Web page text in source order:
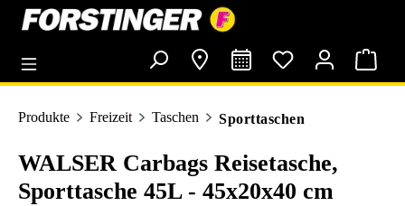
springen
Produkte Freizeit Taschen Sporttaschen
WALSER Carbags Reisetasche,
Sporttasche 45L - 45x20x40 cm